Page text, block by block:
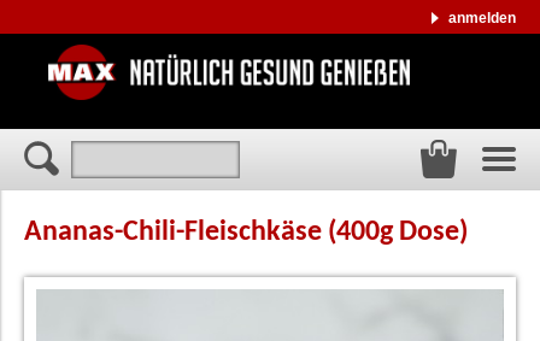
anmelden
Ananas-Chili-Fleischkäse (400g Dose)